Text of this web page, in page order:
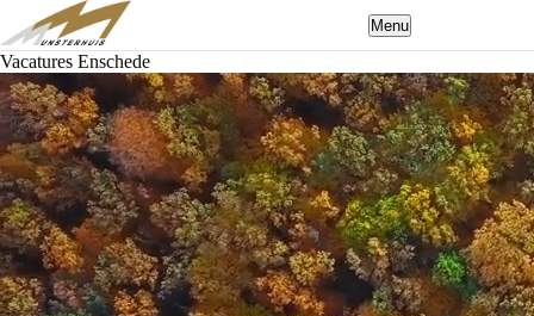
Menu
Vacatures Enschede